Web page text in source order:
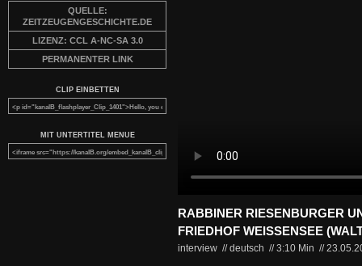
QUELLE:
ZEITZEUGENGESCHICHTE.DE
LIZENZ: CCL A-NC-SA 3.0
PERMANENTER LINK
CLIP EINBETTEN
MIT UNTERTITEL MENUE
RABBINER RIESENBURGER
FRIEDHOF WEISSENSEE
interview // deutsch //3:10 Min //